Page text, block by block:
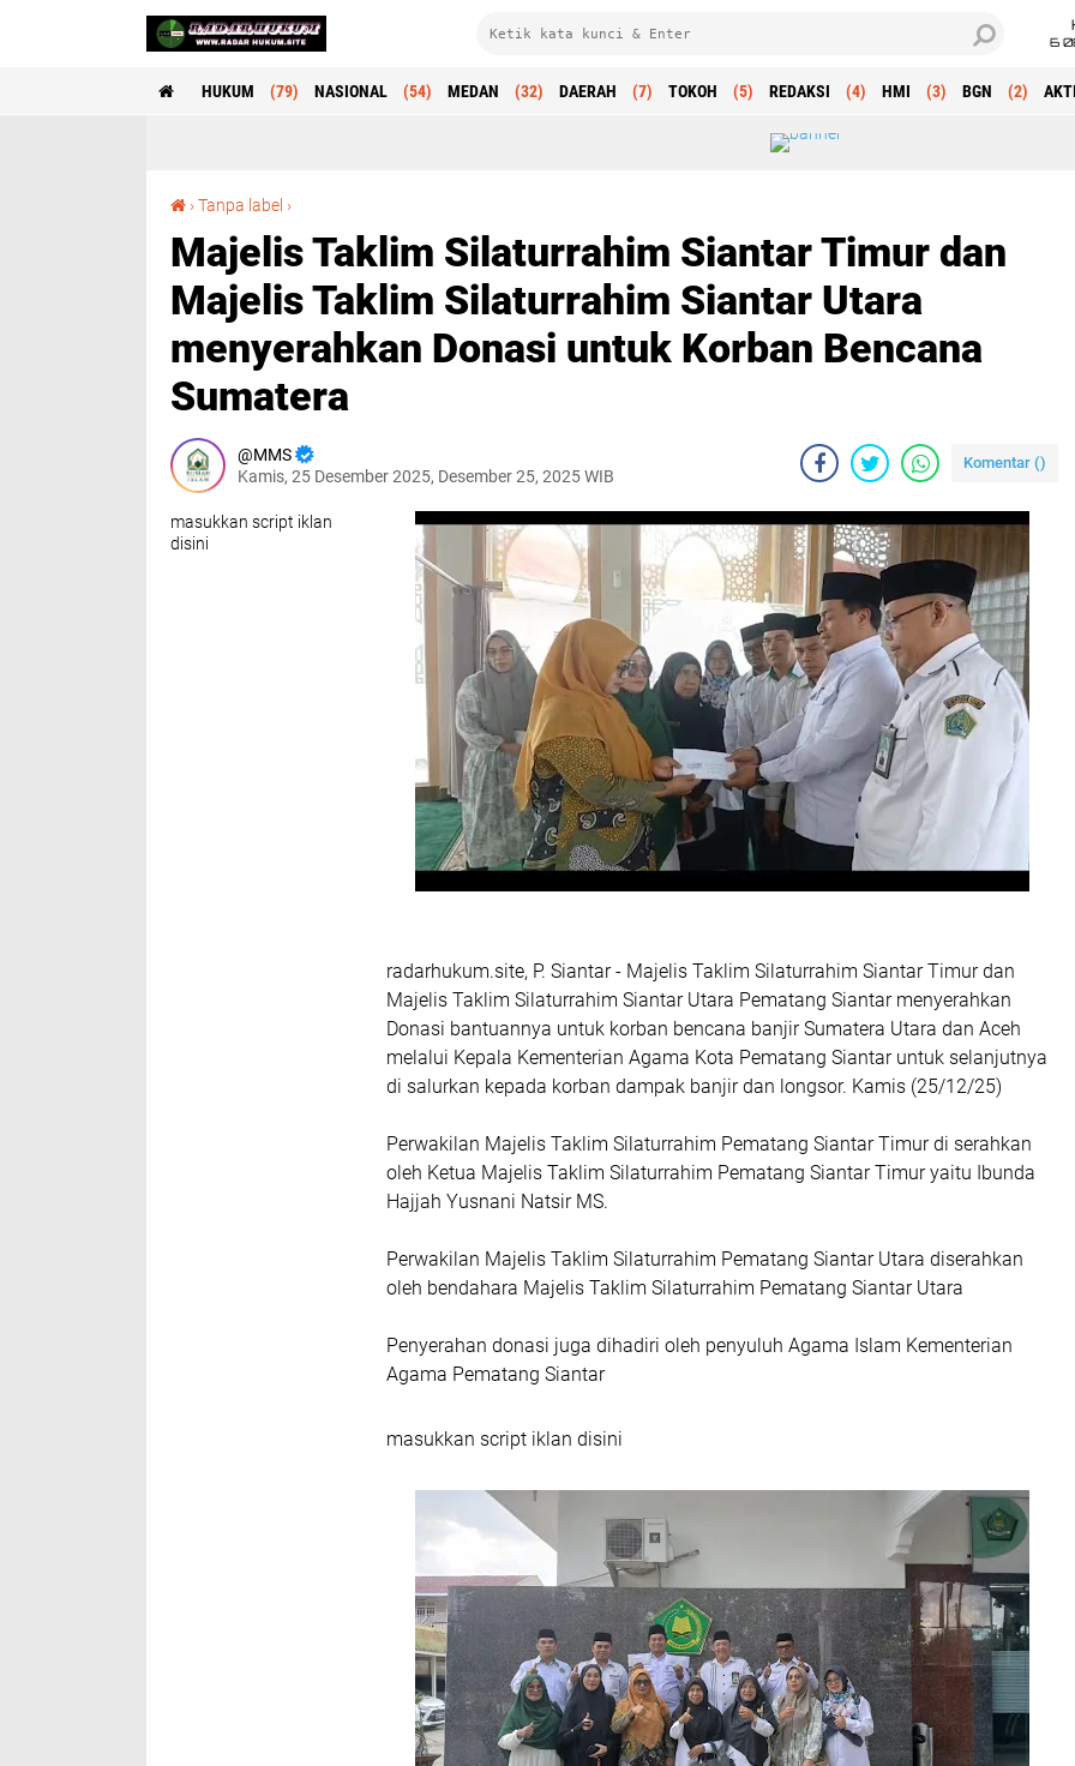
6
HUKUM (79) NASIONAL (54) MEDAN (32) DAERAH (7) TOKOH (5) REDAKSI (4) HMI (3) BGN (2)
›Tanpa label ›
Majelis Taklim Silaturrahim Siantar Timur dan
Majelis Taklim Silaturrahim Siantar Utara
menyerahkan Donasi untuk Korban Bencana
Sumatera
MMS
Kamis, 25 Desember 2025, Desember 25, 2025 WIB
Komentar ()
masukkan script iklan
disini
radarhukum.site, P. Siantar - Majelis Taklim Silaturrahim Siantar Timur dan
Majelis Taklim Silaturrahim Siantar Utara Pematang Siantar menyerahkan
Donasi bantuannya untuk korban bencana banjir Sumatera Utara dan Aceh
melalui Kepala Kementerian Agama Kota Pematang Siantar untuk selanjutnya
di salurkan kepada korban dampak banjir dan longsor. Kamis (25/12/25)
Perwakilan Majelis Taklim Silaturrahim Pematang Siantar Timur di serahkan
oleh Ketua Majelis Taklim Silaturrahim Pematang Siantar Timur yaitu Ibunda
Hajjah Yusnani Natsir MS.
Perwakilan Majelis Taklim Silaturrahim Pematang Siantar Utara diserahkan
oleh bendahara Majelis Taklim Silaturrahim Pematang Siantar Utara
Penyerahan donasi juga dihadiri oleh penyuluh Agama Islam Kementerian
Agama Pematang Siantar
masukkan script iklan disini